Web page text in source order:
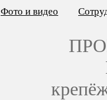
Фото и видео